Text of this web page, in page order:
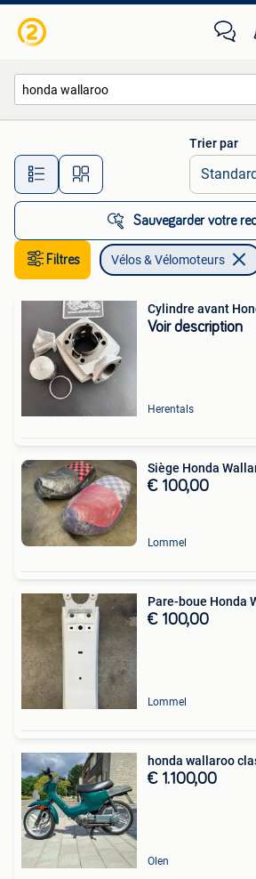
Toutes les
Trier par
Sauvegarder votre
Filtres Vélos & Vélomoteurs
Cylindre avant
Voir description
Herentals
Siège Honda
€ 100,00
Lommel
Pare-boue Honda
€ 100,00
Lommel
honda wallaroo
€ 1.100,00
Olen